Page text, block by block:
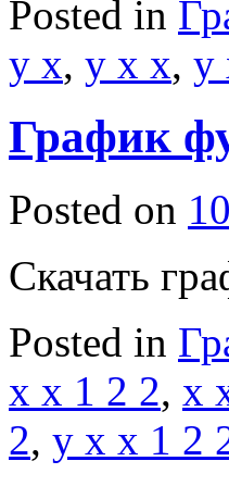
Posted in
y x, y x x, y
График
Posted on
Скачать
Posted in
x x 1 2 2, x
2, y x x 1 2